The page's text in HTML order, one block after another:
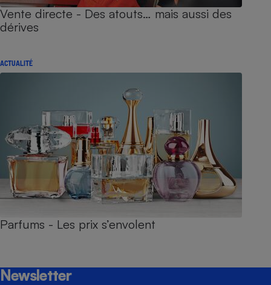
Vente directe - Des atouts… mais aussi des
dérives
ACTUALITÉ
Parfums - Les prix s’envolent
Newsletter